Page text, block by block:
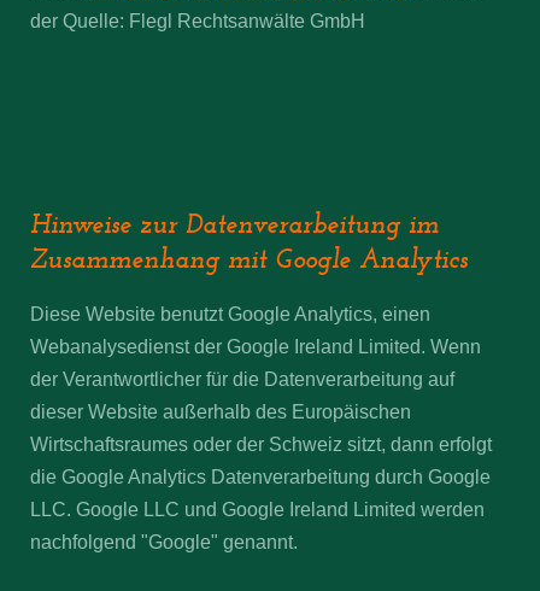
der Quelle: Flegl Rechtsanwälte GmbH
Hinweise zur Datenverarbeitung im
Zusammenhang mit Google Analytics
Diese Website benutzt Google Analytics, einen
Webanalysedienst der Google Ireland Limited. Wenn
der Verantwortlicher für die Datenverarbeitung auf
dieser Website außerhalb des Europäischen
Wirtschaftsraumes oder der Schweiz sitzt, dann erfolgt
die Google Analytics Datenverarbeitung durch Google
LLC. Google LLC und Google Ireland Limited werden
nachfolgend "Google" genannt.